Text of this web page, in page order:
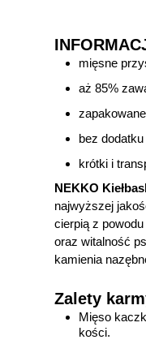
mięsne
aż 85%
bez
krótki i
NEKKO
najwyższej
cierpią z
oraz witalność
kamienia
Zalety
Mięso
kości.